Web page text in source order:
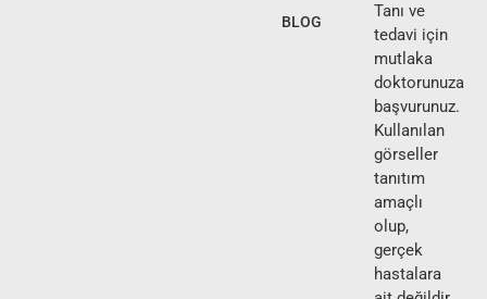
BLOG
Tanı ve
tedavi için
mutlaka
doktorunuza
başvurunuz.
Kullanılan
görseller
tanıtım
amaçlı
olup,
gerçek
hastalara